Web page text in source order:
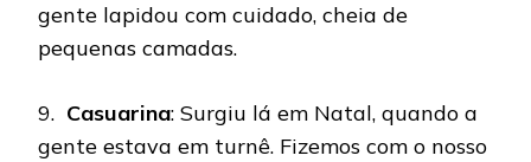
gente lapidou com cuidado, cheia de
pequenas camadas.
9. Casuarina: Surgiu lá em Natal, quando a
gente estava em turnê. Fizemos com o nosso